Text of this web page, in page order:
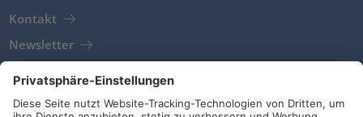
Kontakt
Newsletter
AGB